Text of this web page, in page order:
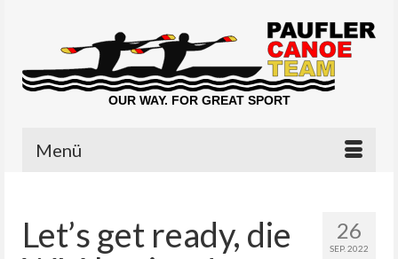
OUR WAY. FOR GREAT SPORT
Menü
26
SEP. 2022
Let’s get ready, die